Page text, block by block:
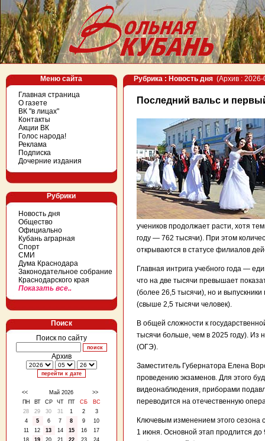
Меню сайта
Главная страница
О газете
ВК "в лицах"
Контакты
Акции ВК
Голос народа!
Реклама
Подписка
Дочерние издания
Рубрики
Новость дня
Общество
Официально
Кубань аграрная
Спорт
СМИ
Дума Краснодара
Законодательное собрание
Краснодарского края
Показать все..
Поиск
Поиск по сайту
Архив
<< Май 2026
>>
ПН
ВТ СР ЧТ ПТ СБ
ВС
28
29 30 31 1 2
3
4
5 6 7 8 9
10
11
12 13 14 15 16
17
18
19 20 21 22 23
24
Рубрика : Новость дня (Архив :
Последний вальс и
учеников продолжает расти, хотя
году — 762 тысячи). При этом
открываются в статусе филиалов
Главная интрига учебного года —
что на две тысячи превышает
(более 26,5 тысячи), но и
(свыше 2,5 тысячи человек).
В общей сложности к
тысячи больше, чем в 2025 году). Из
(ОГЭ).
Заместитель Губернатора Елена
проведению экзаменов. Для этого
видеонаблюдения, приборами
переводится на отечественную
Ключевым изменением этого сезона
1 июня. Основной этап продлится